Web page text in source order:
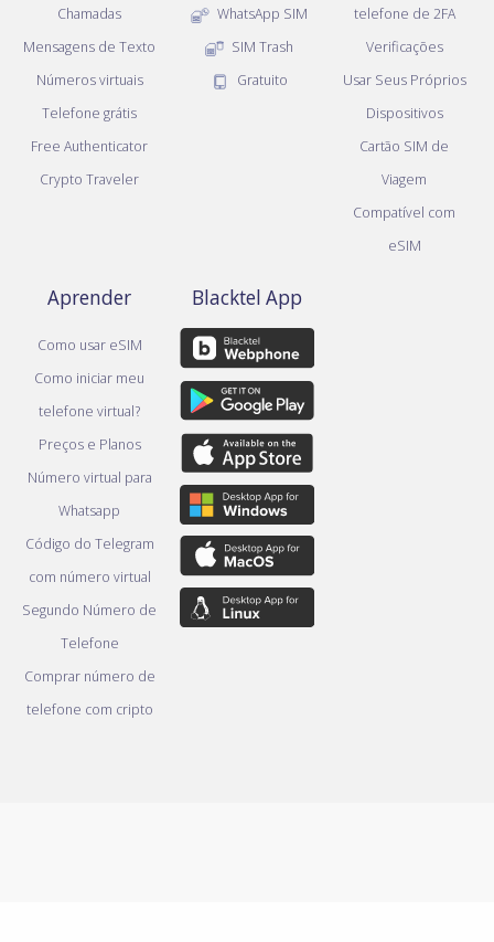
Chamadas
Mensagens de Texto
Números virtuais
Telefone grátis
Free Authenticator
Crypto Traveler
WhatsApp SIM
SIM Trash
Gratuito
telefone de 2FA
Verificações
Usar Seus Próprios
Dispositivos
Cartão SIM de
Viagem
Compatível com
eSIM
Aprender
Como usar eSIM
Como iniciar meu
telefone virtual?
Preços e Planos
Número virtual para
Whatsapp
Código do Telegram
com número virtual
Segundo Número de
Telefone
Comprar número de
telefone com cripto
Blacktel App